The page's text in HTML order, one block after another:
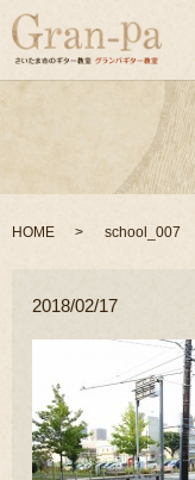
HOME school_007
2018/02/17